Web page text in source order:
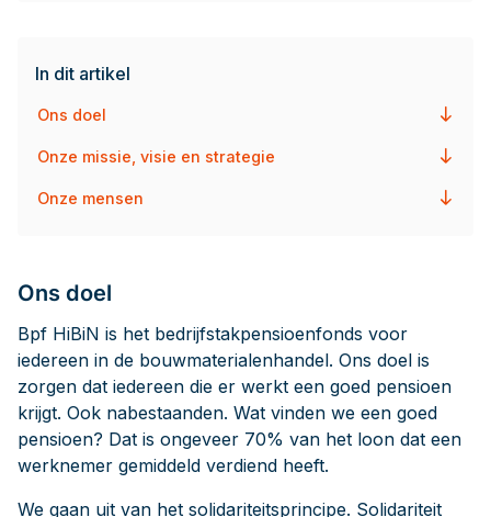
In dit artikel
Ons doel
Onze missie, visie en strategie
Onze mensen
Ons doel
Bpf HiBiN is het bedrijfstakpensioenfonds voor
iedereen in de bouwmaterialenhandel. Ons doel is
zorgen dat iedereen die er werkt een goed pensioen
krijgt. Ook nabestaanden. Wat vinden we een goed
pensioen? Dat is ongeveer 70% van het loon dat een
werknemer gemiddeld verdiend heeft.
We gaan uit van het solidariteitsprincipe. Solidariteit